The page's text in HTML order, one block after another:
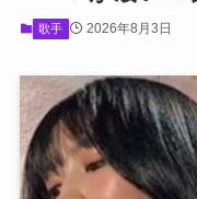
歌手 2026年8月3日